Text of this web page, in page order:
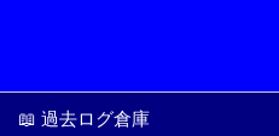
📖 過去ログ倉庫